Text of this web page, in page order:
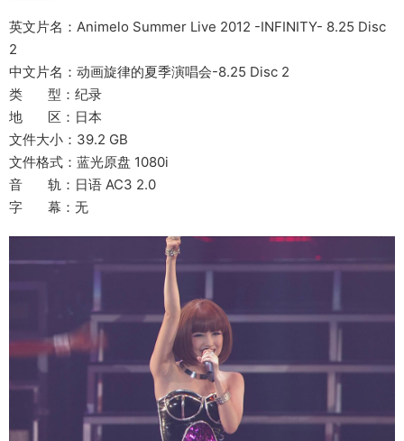
英文片名：Animelo Summer Live 2012 -INFINITY- 8.25 Disc
2
中文片名：动画旋律的夏季演唱会-8.25 Disc 2
类 型：纪录
地 区：日本
文件大小：39.2 GB
文件格式：蓝光原盘 1080i
音 轨：日语 AC3 2.0
字 幕：无